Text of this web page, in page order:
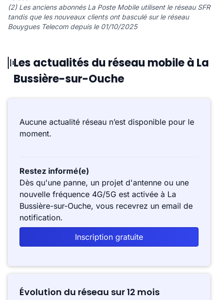
(2) Les anciens abonnés La Poste Mobile utilisent le réseau SFR
tandis que les nouveaux clients ont basculé sur le réseau
Bouygues Telecom depuis le 01/10/2025
Les actualités du réseau mobile à La
Bussière-sur-Ouche
Aucune actualité réseau n’est disponible pour le
moment.
Restez informé(e)
Dès qu'une panne, un projet d'antenne ou une
nouvelle fréquence 4G/5G est activée à La
Bussière-sur-Ouche, vous recevrez un email de
notification.
Inscription gratuite
Évolution du réseau sur 12 mois